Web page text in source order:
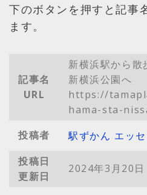
下のボタンを押すと記事
ます。
記事名
URL
新横浜駅から散
新横浜公園へ
https://
hama-sta-
投稿者
駅ずかん エッセ
投稿日
更新日
2024年3月20日